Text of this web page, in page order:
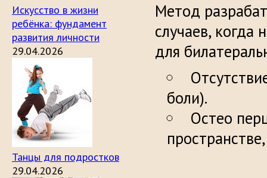
Искусство в жизни
ребёнка: фундамент
развития личности
29.04.2026
Танцы для подростков
29.04.2026
Метод
случаев,
для
Остео